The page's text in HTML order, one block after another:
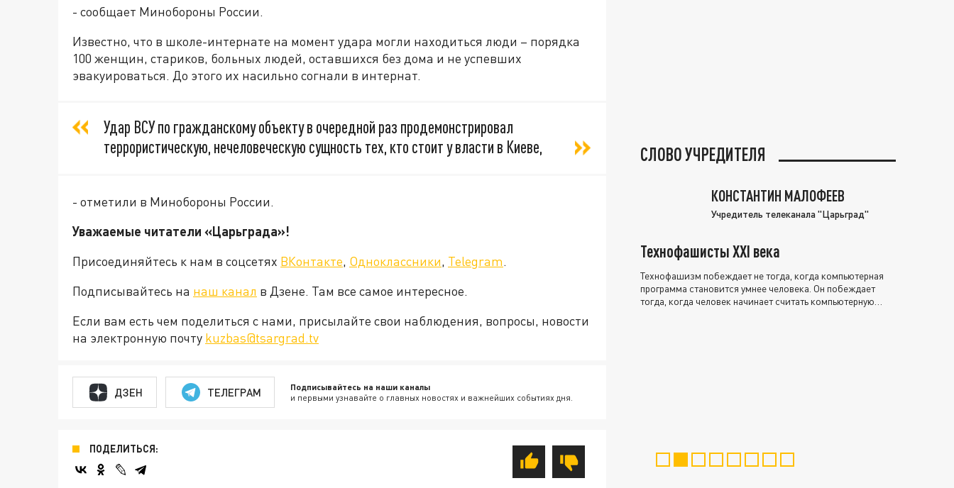
- сообщает Минобороны России.
Известно, что в школе-интернате на момент удара могли находиться люди – порядка
100 женщин, стариков, больных людей, оставшихся без дома и не успевших
эвакуироваться. До этого их насильно согнали в интернат.
Удар ВСУ по гражданскому объекту в очередной раз продемонстрировал
террористическую, нечеловеческую сущность тех, кто стоит у власти в Киеве,
- отметили в Минобороны России.
Уважаемые читатели «Царьграда»!
Присоединяйтесь к нам в соцсетях ВКонтакте, Одноклассники, Telegram.
Подписывайтесь на наш канал в Дзене. Там все самое интересное.
Если вам есть чем поделиться с нами, присылайте свои наблюдения, вопросы, новости
на электронную почту kuzbas@tsargrad.tv
ДЗЕН ТЕЛЕГРАМ Подписывайтесь на наши каналы
и первыми узнавайте о главных новостях и важнейших событиях дня.
ПОДЕЛИТЬСЯ:
СЛОВО УЧРЕДИТЕЛЯ
КОНСТАНТИН МАЛОФЕЕВ
Учредитель телеканала "Царьград"
Технофашисты XXI века
Технофашизм побеждает не тогда, когда компьютерная
программа становится умнее человека. Он побеждает
тогда, когда человек начинает считать компьютерную